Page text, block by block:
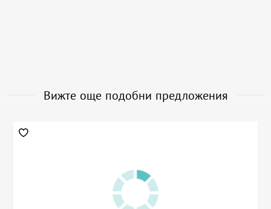
Вижте още подобни предложения